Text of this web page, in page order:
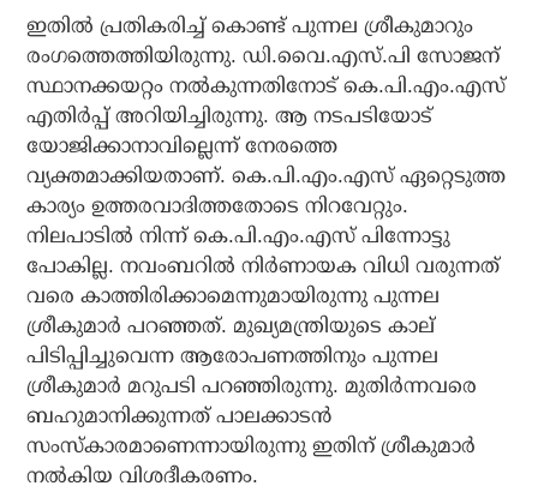
ഇതില്‍ പ്രതികരിച്ച് കൊണ്ട് പുന്നല ശ്രീകുമാറും
രംഗത്തെത്തിയിരുന്നു. ഡി.വൈ.എസ്.പി സോജന്
സ്ഥാനക്കയറ്റം നല്‍കുന്നതിനോട് കെ.പി.എം.എസ്
എതിര്‍പ്പ് അറിയിച്ചിരുന്നു. ആ നടപടിയോട്
യോജിക്കാനാവില്ലെന്ന് നേരത്തെ
വ്യക്തമാക്കിയതാണ്. കെ.പി.എം.എസ് ഏറ്റെടുത്ത
കാര്യം ഉത്തരവാദിത്തതോടെ നിറവേറ്റും.
നിലപാടില്‍ നിന്ന് കെ.പി.എം.എസ് പിന്നോട്ടു
പോകില്ല. നവംബറില്‍ നിര്‍ണായക വിധി വരുന്നത്
വരെ കാത്തിരിക്കാമെന്നുമായിരുന്നു പുന്നല
ശ്രീകുമാര്‍ പറഞ്ഞത്. മുഖ്യമന്ത്രിയുടെ കാല്
പിടിപ്പിച്ചുവെന്ന ആരോപണത്തിനും പുന്നല
ശ്രീകുമാര്‍ മറുപടി പറഞ്ഞിരുന്നു. മുതിര്‍ന്നവരെ
ബഹുമാനിക്കുന്നത് പാലക്കാടന്‍
സംസ്‌കാരമാണെന്നായിരുന്നു ഇതിന് ശ്രീകുമാര്‍
നല്‍കിയ വിശദീകരണം.